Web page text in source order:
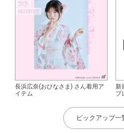
長浜広奈(おひなさま) さん着用ア
イテム
新
プ
ピックアップ一